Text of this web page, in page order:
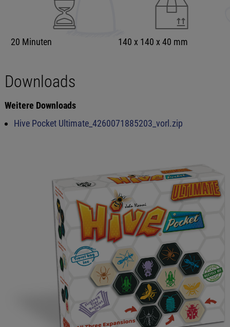
20 Minuten 140 x 140 x 40 mm
Downloads
Weitere Downloads
Hive Pocket Ultimate_4260071885203_vorl.zip